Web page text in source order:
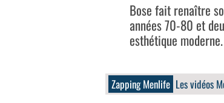
Bose fait renaître
années 70-80 et
esthétique moderne.
Zapping Menlife Les vidéos